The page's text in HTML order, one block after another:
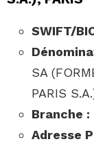
SWIFT/
SA
PARIS
Branche :
Adresse